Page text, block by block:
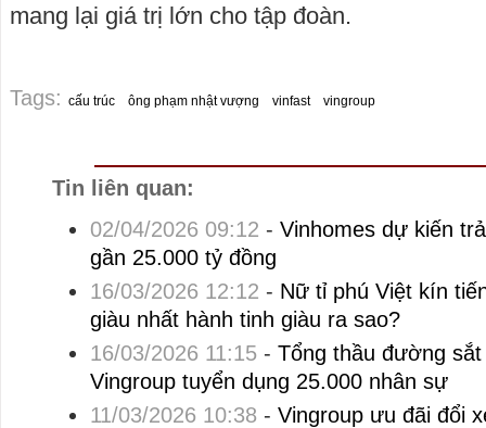
mang lại giá trị lớn cho tập đoàn.
Tags: cấu trúc ông phạm nhật vượng vinfast vingroup
Tin liên quan:
02/04/2026 09:12 - Vinhomes dự kiến
gần 25.000 tỷ đồng
16/03/2026 12:12 - Nữ tỉ phú Việt kín
giàu nhất hành tinh giàu ra sao?
16/03/2026 11:15- Tổng thầu đường
Vingroup tuyển dụng 25.000 nhân sự
11/03/2026 10:38 - Vingroup ưu đãi đổi